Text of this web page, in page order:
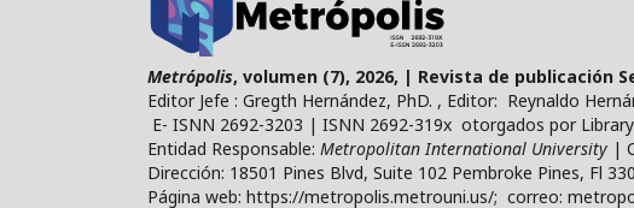
Metrópolis, volumen (7), 2026, | Revista de publicación
Editor Jefe : Gregth Hernández, PhD. , Editor: Reynaldo
E- ISNN 2692-3203 | ISNN 2692-319x otorgados por Library
Entidad Responsable: Metropolitan International University |
Dirección: 18501 Pines Blvd, Suite 102 Pembroke Pines, Fl
Página web: https://metropolis.metrouni.us/; correo: